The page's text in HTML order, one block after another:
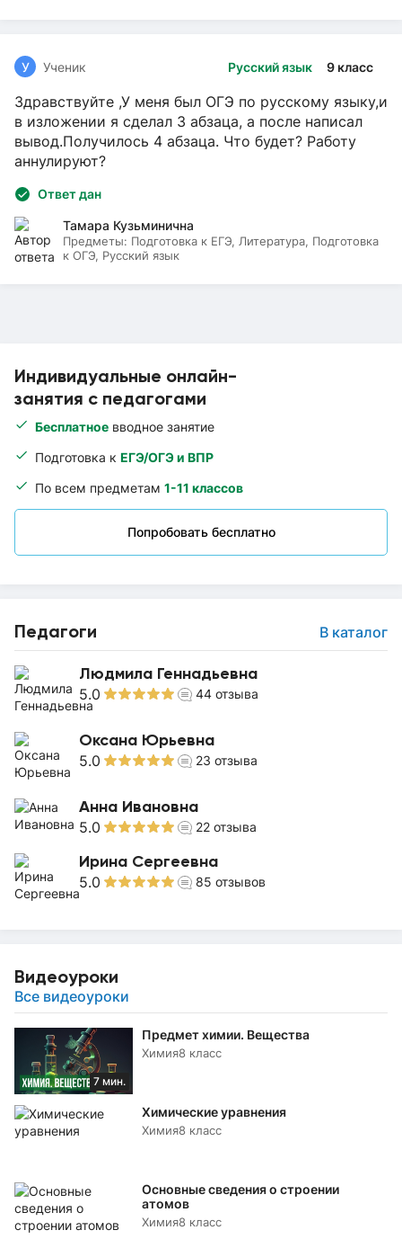
Индивидуальные онлайн-
занятия с педагогами
Бесплатное вводное занятие
Подготовка к ЕГЭ/ОГЭ и ВПР
По всем предметам 1-11 классов
Попробовать бесплатно
Педагоги В каталог
Людмила Геннадьевна
5.0 44 отзыва
Оксана Юрьевна
5.0 23 отзыва
Анна Ивановна
5.0 22 отзыва
Ирина Сергеевна
5.0 85 отзывов
Видеоуроки
Все видеоуроки
7 мин.
Предмет химии. Вещества
Химия8 класс
Химические уравнения
Химия8 класс
Основные сведения о строении
атомов
Химия8 класс
Русский язык 9 класс
У Ученик
Здравствуйте ,У меня был ОГЭ по русскому языку,и
в изложении я сделал 3 абзаца, а после написал
вывод.Получилось 4 абзаца. Что будет? Работу
аннулируют?
Ответ дан
Тамара Кузьминична
Предметы: Подготовка к ЕГЭ, Литература, Подготовка
к ОГЭ, Русский язык